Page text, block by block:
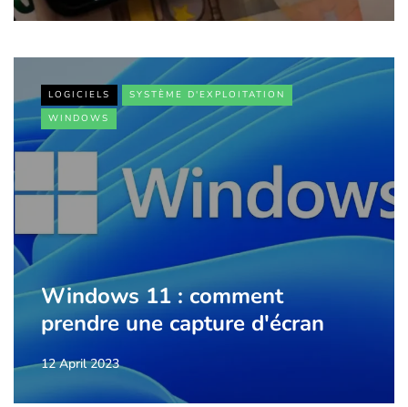
LOGICIELS
SYSTÈME D'EXPLOITATION
WINDOWS
Windows 11 : comment
prendre une capture d'écran
12 April 2023